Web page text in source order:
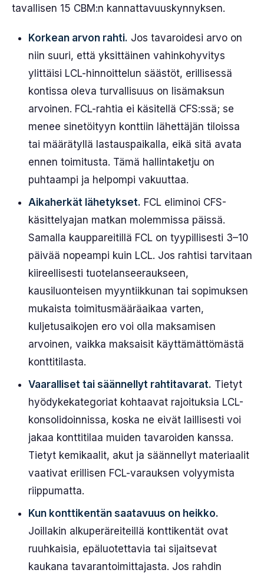
tavallisen 15 CBM:n kannattavuuskynnyksen.
Korkean arvon rahti. Jos tavaroidesi arvo on
niin suuri, että yksittäinen vahinkohyvitys
ylittäisi LCL-hinnoittelun säästöt, erillisessä
kontissa oleva turvallisuus on lisämaksun
arvoinen. FCL-rahtia ei käsitellä CFS:ssä; se
menee sinetöityyn konttiin lähettäjän tiloissa
tai määrätyllä lastauspaikalla, eikä sitä avata
ennen toimitusta. Tämä hallintaketju on
puhtaampi ja helpompi vakuuttaa.
Aikaherkät lähetykset. FCL eliminoi CFS-
käsittelyajan matkan molemmissa päissä.
Samalla kauppareitillä FCL on tyypillisesti 3–10
päivää nopeampi kuin LCL. Jos rahtisi tarvitaan
kiireellisesti tuotelanseeraukseen,
kausiluonteisen myyntiikkunan tai sopimuksen
mukaista toimitusmääräaikaa varten,
kuljetusaikojen ero voi olla maksamisen
arvoinen, vaikka maksaisit käyttämättömästä
konttitilasta.
Vaaralliset tai säännellyt rahtitavarat. Tietyt
hyödykekategoriat kohtaavat rajoituksia LCL-
konsolidoinnissa, koska ne eivät laillisesti voi
jakaa konttitilaa muiden tavaroiden kanssa.
Tietyt kemikaalit, akut ja säännellyt materiaalit
vaativat erillisen FCL-varauksen volyymista
riippumatta.
Kun konttikentän saatavuus on heikko.
Joillakin alkuperäreiteillä konttikentät ovat
ruuhkaisia, epäluotettavia tai sijaitsevat
kaukana tavarantoimittajasta. Jos rahdin